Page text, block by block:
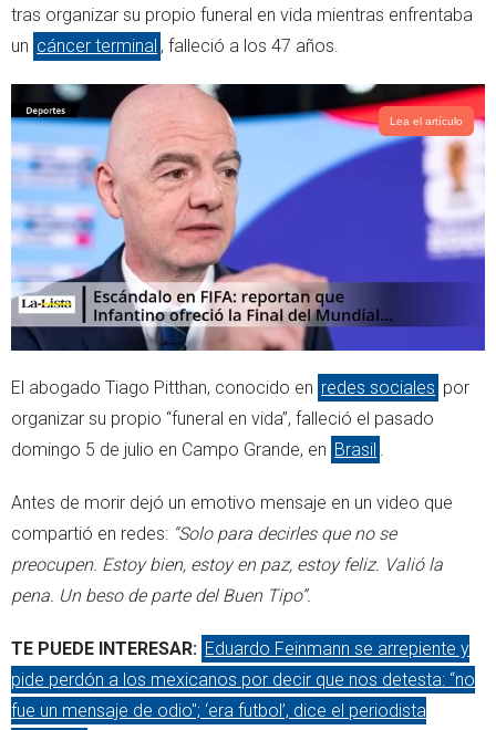
t
e
r
s
a
p
p
tras organizar su propio funeral en vida mientras enfrentaba
un cáncer terminal , falleció a los 47 años.
Lea el artículo
El abogado Tiago Pitthan, conocido en redes sociales por
organizar su propio “funeral en vida”, falleció el pasado
domingo 5 de julio en Campo Grande, en Brasil .
Antes de morir dejó un emotivo mensaje en un video que
compartió en redes: “Solo para decirles que no se
preocupen. Estoy bien, estoy en paz, estoy feliz. Valió la
pena. Un beso de parte del Buen Tipo”.
TE PUEDE INTERESAR: Eduardo Feinmann se arrepiente y
pide perdón a los mexicanos por decir que nos detesta: “no
fue un mensaje de odio"; ‘era futbol’, dice el periodista